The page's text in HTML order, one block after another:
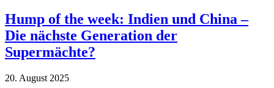
Hump of the week: Indien und China –
Die nächste Generation der
Supermächte?
20. August 2025